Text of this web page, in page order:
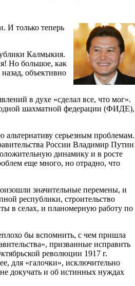
И только теперь
Калмыкия.
Но большое, как
объективно
в духе «сделал все, что мог».
шахматной федерации (ФИДЕ),
серьезным проблемам.
России Владимир Путин
динамику и в росте
еще много, но отрадно, что
значительные перемены, и
республики, строительство
в селах, и планомерную работу по
бы вспомнить, с чем пришла
призванные исправить
революции 1917 г.
для «галочки», исключительно
докучать и об истинных нуждах